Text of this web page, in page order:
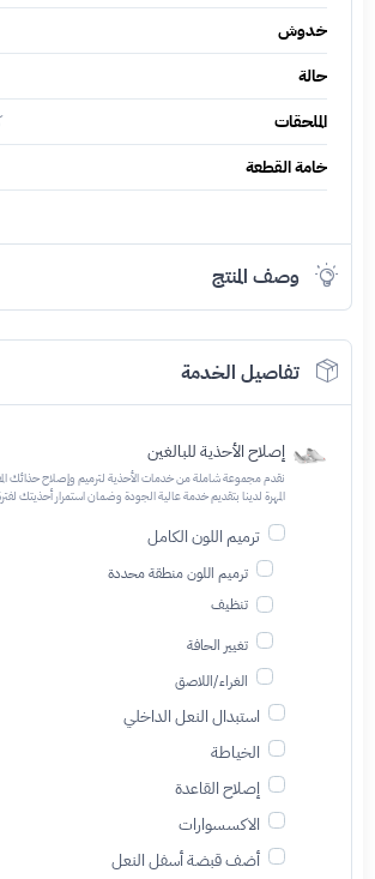
خدوش
حالة
الملحقات
خامة القطعة
وصف المنتج
تفاصيل الخدمة
إصلاح الأحذية للبالغين
نقدم مجموعة شاملة من خدمات الأحذية لترميم وإصلاح حذائك
المهرة لدينا بتقديم خدمة عالية الجودة وضمان استمرار أحذيتك
ترميم اللون الكامل
ترميم اللون منطقة محددة
تنظيف
تغيير الحافة
الغراء/اللاصق
استبدال النعل الداخلي
الخياطة
إصلاح القاعدة
الاكسسوارات
أضف قبضة أسفل النعل